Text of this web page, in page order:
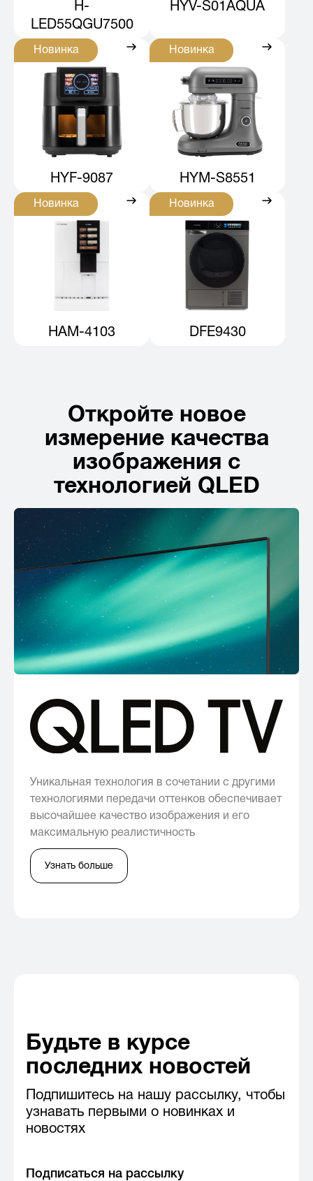
H-
LED55QGU7500
HYV-S01AQUA
Новинка
HYF-9087
Новинка
HYM-S8551
Новинка
HAM-4103
Новинка
DFE9430
Откройте новое
измерение качества
изображения с
технологией QLED
Уникальная технология в сочетании с другими
технологиями передачи оттенков обеспечивает
высочайшее качество изображения и его
максимальную реалистичность
Узнать больше
Будьте в курсе
последних новостей
Подпишитесь на нашу рассылку, чтобы
узнавать первыми о новинках и
новостях
Подписаться на рассылку